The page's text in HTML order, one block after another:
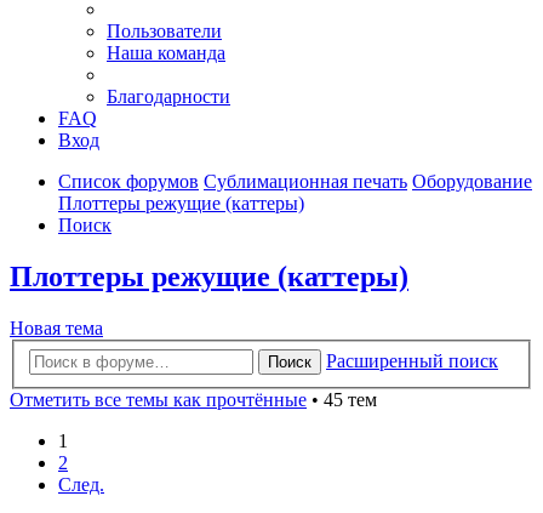
Пользователи
Наша команда
Благодарности
FAQ
Вход
Список форумов Сублимационная печать Оборудование
Плоттеры режущие (каттеры)
Поиск
Плоттеры режущие (каттеры)
Новая тема
Поиск
Расширенный поиск
Отметить все темы как прочтённые • 45 тем
1
2
След.